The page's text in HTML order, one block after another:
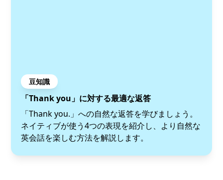
豆知識
「Thank you」に対する最適な返答
「Thank you.」への自然な返答を学びましょう。
ネイティブが使う4つの表現を紹介し、より自然な
英会話を楽しむ方法を解説します。